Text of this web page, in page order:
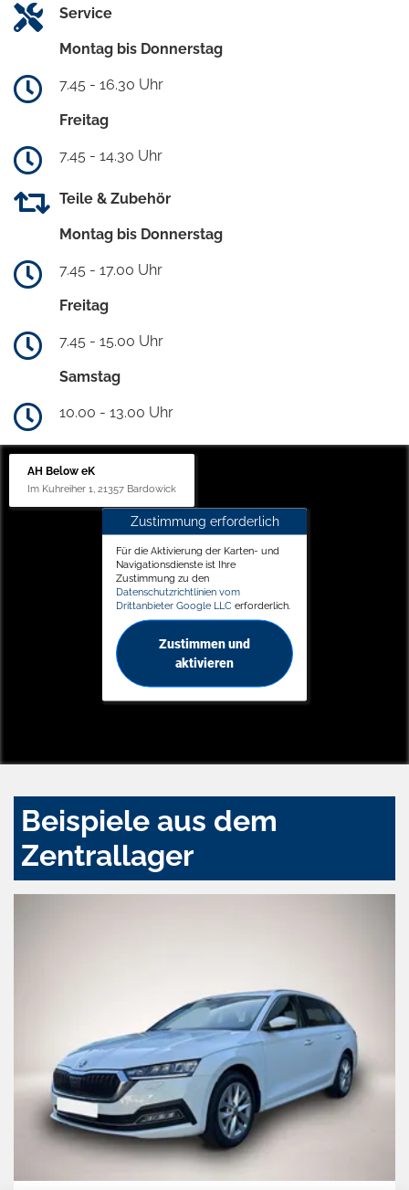
Service
Montag bis Donnerstag
7.45 - 16.30 Uhr
Freitag
7.45 - 14.30 Uhr
Teile & Zubehör
Montag bis Donnerstag
7.45 - 17.00 Uhr
Freitag
7.45 - 15.00 Uhr
Samstag
10.00 - 13.00 Uhr
AH Below eK
Im Kuhreiher 1, 21357 Bardowick
Zustimmung erforderlich
Für die Aktivierung der Karten- und
Navigationsdienste ist Ihre
Zustimmung zu den
Datenschutzrichtlinien vom
Drittanbieter Google LLC erforderlich.
Zustimmen und
aktivieren
Beispiele aus dem
Zentrallager